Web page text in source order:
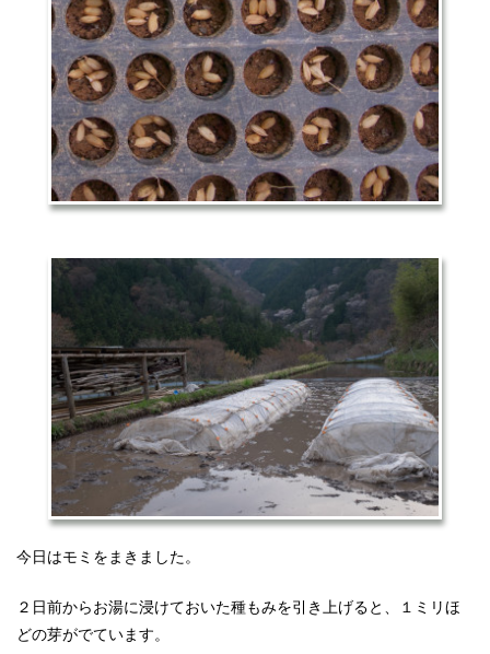
今日はモミをまきました。
２日前からお湯に浸けておいた種もみを引き上げると、１ミリほ
どの芽がでています。